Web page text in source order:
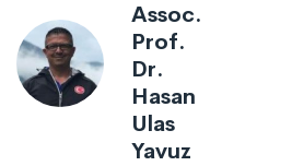
Assoc.
Prof.
Dr.
Hasan
Ulas
Yavuz